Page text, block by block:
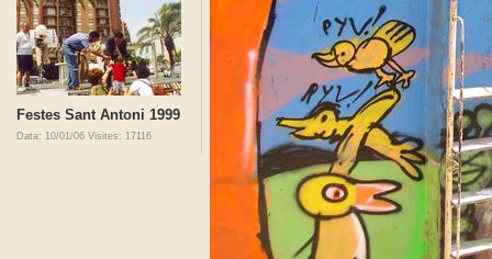
Festes Sant Antoni 1999
Data: 10/01/06 Visites: 17116